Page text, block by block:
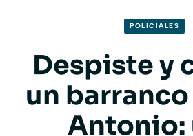
POLICIALES
Despiste y
un barranco
Antonio: